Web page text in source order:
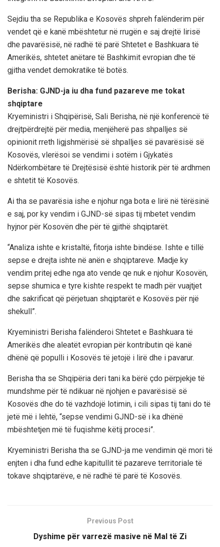
Sejdiu tha se Republika e Kosovës shpreh falënderim për
vendet që e kanë mbështetur në rrugën e saj drejtë lirisë
dhe pavarësisë, në radhë të parë Shtetet e Bashkuara të
Amerikës, shtetet anëtare të Bashkimit evropian dhe të
gjitha vendet demokratike të botës.
Berisha: GJND-ja iu dha fund pazareve me tokat
shqiptare
Kryeministri i Shqipërisë, Sali Berisha, në një konferencë të
drejtpërdrejtë për media, menjëherë pas shpalljes së
opinionit rreth ligjshmërisë së shpalljes së pavarësisë së
Kosovës, vlerësoi se vendimi i sotëm i Gjykatës
Ndërkombëtare të Drejtësisë është historik për të ardhmen
e shtetit të Kosovës.
Ai tha se pavarësia ishe e njohur nga bota e lirë në tërësinë
e saj, por ky vendim i GJND-së sipas tij mbetet vendim
hyjnor për Kosovën dhe për të gjithë shqiptarët.
“Analiza ishte e kristaltë, fitorja ishte bindëse. Ishte e tillë
sepse e drejta ishte në anën e shqiptareve. Madje ky
vendim pritej edhe nga ato vende qe nuk e njohur Kosovën,
sepse shumica e tyre kishte respekt te madh për vuajtjet
dhe sakrificat që përjetuan shqiptarët e Kosovës për një
shekull”.
Kryeministri Berisha falënderoi Shtetet e Bashkuara të
Amerikës dhe aleatët evropian për kontributin që kanë
dhënë që populli i Kosovës të jetojë i lirë dhe i pavarur.
Berisha tha se Shqipëria deri tani ka bërë çdo përpjekje të
mundshme për të ndikuar në njohjen e pavarësisë së
Kosovës dhe do të vazhdojë lotimin, i cili sipas tij tani do të
jetë më i lehtë, “sepse vendimi GJND-së i ka dhënë
mbështetjen më të fuqishme këtij procesi”.
Kryeministri Berisha tha se GJND-ja me vendimin që mori të
enjten i dha fund edhe kapitullit të pazareve territoriale të
tokave shqiptarëve, e në radhë të parë të Kosovës.
Previous Post
Dyshime për varrezë masive në Mal të Zi